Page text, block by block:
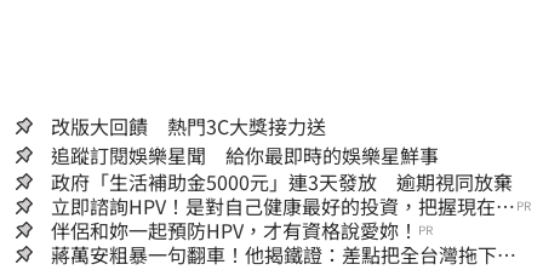
改版大回饋 熱門3C大獎接力送
追蹤訂閱娛樂星聞 給你最即時的娛樂星鮮事
政府「生活補助金5000元」連3天發放 逾期視同放棄
立即諮詢HPV！是對自己健康最好的投資，把握現在不
嫌晚！
PR
伴侶和妳一起預防HPV，才有資格說愛妳！ PR
蔣萬安粗暴一句翻車！他揭鐵證：差點把全台灣拖下水